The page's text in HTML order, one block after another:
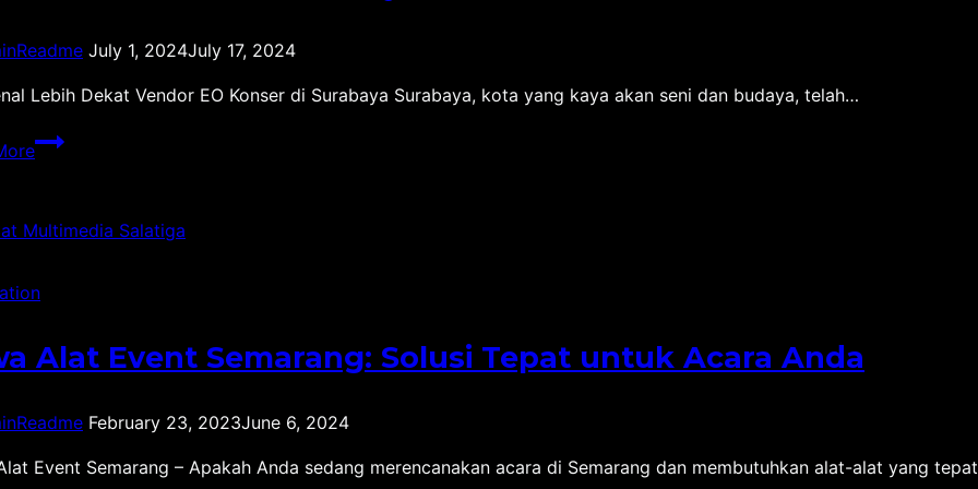
July 1, 2024July 17, 2024
Lebih Dekat Vendor EO Konser di Surabaya Surabaya, kota yang kaya akan seni dan budaya, telah…
Vendor
EO
di
Alat Event Semarang: Solusi Tepat untuk Acara Anda
February 23, 2023June 6, 2024
Event Semarang – Apakah Anda sedang merencanakan acara di Semarang dan membutuhkan alat-alat yang